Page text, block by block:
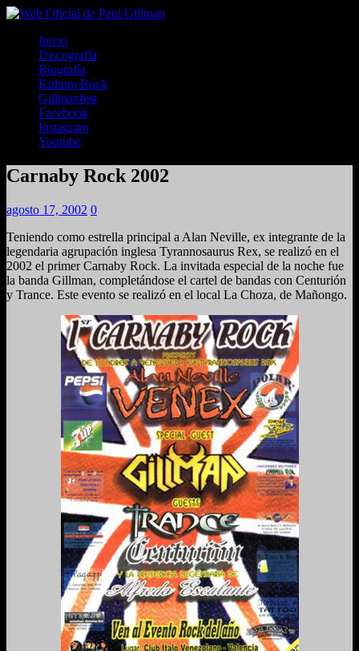
Inicio
Discografía
Biografía
Kultura Rock
Gillmanfest
Facebook
Instagram
Youtube
Carnaby Rock 2002
agosto 17, 2002 0
Teniendo como estrella principal a Alan Neville, ex integrante de la
legendaria agrupación inglesa Tyrannosaurus Rex, se realizó en el
2002 el primer Carnaby Rock. La invitada especial de la noche fue
la banda Gillman, completándose el cartel de bandas con Centurión
y Trance. Este evento se realizó en el local La Choza, de Mañongo.